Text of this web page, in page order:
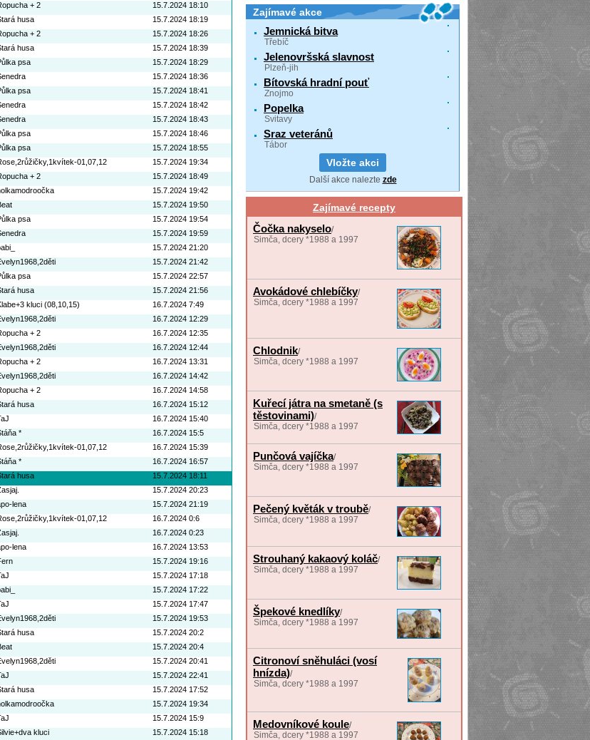
+ 2
15.7.2024 18:10
husa
15.7.2024 18:19
+ 2
15.7.2024 18:26
husa
15.7.2024 18:39
psa
15.7.2024 18:29
15.7.2024 18:36
psa
15.7.2024 18:41
15.7.2024 18:42
15.7.2024 18:43
psa
15.7.2024 18:46
psa
15.7.2024 18:55
01,07,12
15.7.2024 19:34
+ 2
15.7.2024 18:49
15.7.2024 19:42
15.7.2024 19:50
psa
15.7.2024 19:54
15.7.2024 19:59
15.7.2024 21:20
15.7.2024 21:42
psa
15.7.2024 22:57
husa
15.7.2024 21:56
kluci (08,10,15)
16.7.2024 7:49
16.7.2024 12:29
+ 2
16.7.2024 12:35
16.7.2024 12:44
+ 2
16.7.2024 13:31
16.7.2024 14:42
+ 2
16.7.2024 14:58
husa
16.7.2024 15:12
16.7.2024 15:40
*
16.7.2024 15:5
01,07,12
16.7.2024 15:39
*
16.7.2024 16:57
husa
15.7.2024 18:11
15.7.2024 20:23
lena
15.7.2024 21:19
01,07,12
16.7.2024 0:6
16.7.2024 0:23
lena
16.7.2024 13:53
15.7.2024 19:16
15.7.2024 17:18
15.7.2024 17:22
15.7.2024 17:47
15.7.2024 19:53
husa
15.7.2024 20:2
15.7.2024 20:4
15.7.2024 20:41
15.7.2024 22:41
husa
15.7.2024 17:52
15.7.2024 19:34
15.7.2024 15:9
kluci
15.7.2024 15:18
Zajímavé akce
Jemnická bitva
Třebíč
Jelenovršská slavnost
Plzeň-jih
Bítovská hradní pouť
Znojmo
Popelka
Svitavy
Sraz veteránů
Tábor
Vložte akci
Další akce nalezte zde
Zajímavé recepty
Čočka nakyselo/
Simča, dcery *1988 a 1997
Avokádové chlebíčky/
Simča, dcery *1988 a 1997
Chlodnik/
Simča, dcery *1988 a 1997
Kuřecí játra na smetaně (s
těstovinami)/
Simča, dcery *1988 a 1997
Punčová vajíčka/
Simča, dcery *1988 a 1997
Pečený květák v troubě/
Simča, dcery *1988 a 1997
Strouhaný kakaový koláč/
Simča, dcery *1988 a 1997
Špekové knedlíky/
Simča, dcery *1988 a 1997
Citronoví sněhuláci (vosí
hnízda)/
Simča, dcery *1988 a 1997
Medovníkové koule/
Simča, dcery *1988 a 1997